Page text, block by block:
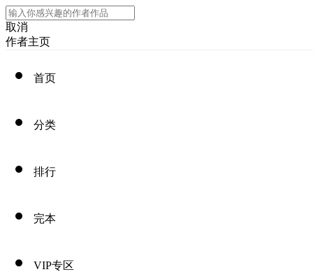
取消
作者主页
首页
分类
排行
完本
VIP专区